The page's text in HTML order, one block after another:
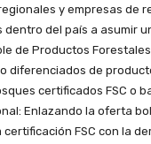
y empresas de
del país a asumir
de Productos
diferenciados de
certificados FSC o
Enlazando la oferta
FSC con la